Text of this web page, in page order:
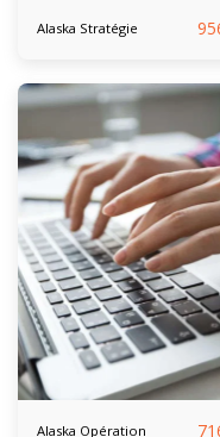
Alaska Stratégie
Alaska Opération